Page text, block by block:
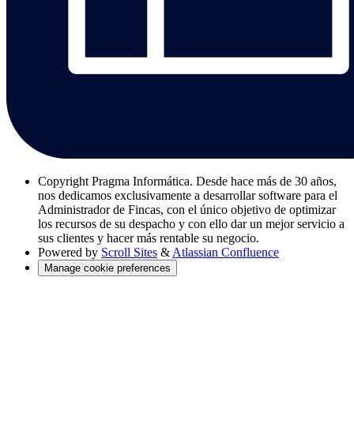
Copyright Pragma Informática. Desde hace más de 30 años,
nos dedicamos exclusivamente a desarrollar software para el
Administrador de Fincas, con el único objetivo de optimizar
los recursos de su despacho y con ello dar un mejor servicio a
sus clientes y hacer más rentable su negocio.
Powered by Scroll Sites & Atlassian Confluence
Manage cookie preferences